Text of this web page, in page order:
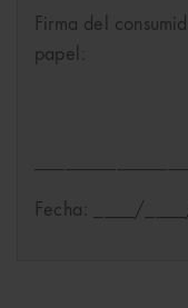
Firma del
papel:
Fecha: ____/